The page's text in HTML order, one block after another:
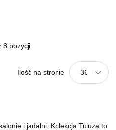
8 pozycji
Ilość na stronie 36
i jadalni. Kolekcja Tuluza to